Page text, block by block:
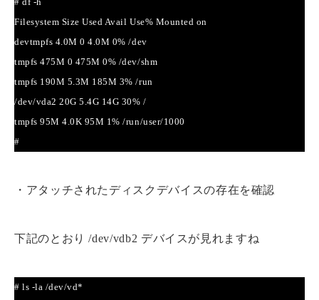
Filesystem Size Used Avail Use% Mounted on
devtmpfs 4.0M 0 4.0M 0% /dev
tmpfs 475M 0 475M 0% /dev/shm
tmpfs 190M 5.3M 185M 3% /run
/dev/vda2 20G 5.4G 14G 30% /
tmpfs 95M 4.0K 95M 1% /run/user/1000
#
・アタッチされたディスクデバイスの存在を確認
下記のとおり /dev/vdb2 デバイスが見れますね
# ls -la /dev/vd*